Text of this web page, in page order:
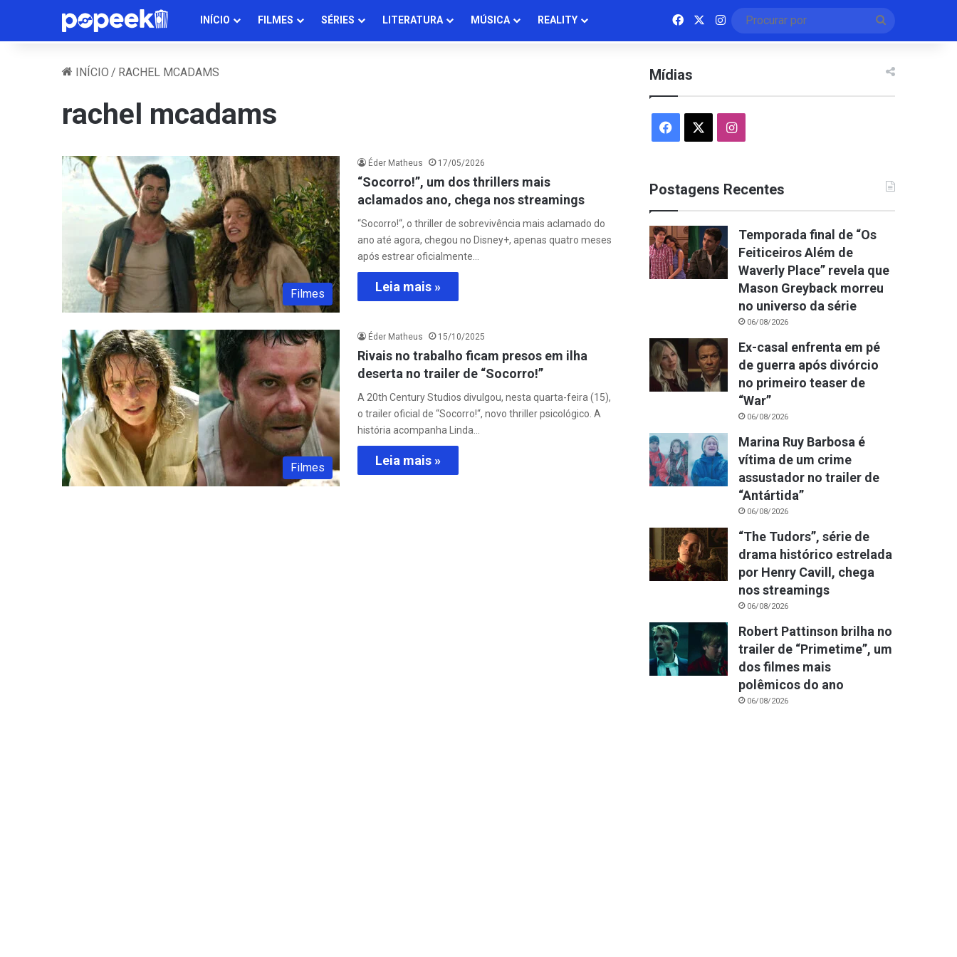
INÍCIO FILMES SÉRIES LITERATURA MÚSICA REALITY FacebookInstagram
por
INÍCIO / RACHEL MCADAMS
rachel mcadams
Filmes
Éder Matheus 17/05/2026
“Socorro!”, um dos thrillers mais
aclamados ano, chega nos streamings
“Socorro!“, o thriller de sobrevivência mais aclamado do
ano até agora, chegou no Disney+, apenas quatro meses
após estrear oficialmente…
Leia mais »
Filmes
Éder Matheus 15/10/2025
Rivais no trabalho ficam presos em ilha
deserta no trailer de “Socorro!”
A 20th Century Studios divulgou, nesta quarta-feira (15),
o trailer oficial de “Socorro!“, novo thriller psicológico. A
história acompanha Linda…
Leia mais »
Mídias
Facebook Instagram
Postagens Recentes
Temporada final de “Os
Feiticeiros Além de
Waverly Place” revela que
Mason Greyback morreu
no universo da série
06/08/2026
Ex-casal enfrenta em pé
de guerra após divórcio
no primeiro teaser de
“War”
06/08/2026
Marina Ruy Barbosa é
vítima de um crime
assustador no trailer de
“Antártida”
06/08/2026
“The Tudors”, série de
drama histórico estrelada
por Henry Cavill, chega
nos streamings
06/08/2026
Robert Pattinson brilha no
trailer de “Primetime”, um
dos filmes mais
polêmicos do ano
06/08/2026